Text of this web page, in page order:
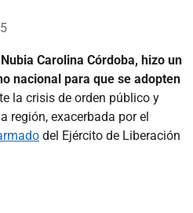
Nubia Carolina Córdoba, hizo un
nacional para que se adopten
la crisis de orden público y
región, exacerbada por el
del Ejército de Liberación